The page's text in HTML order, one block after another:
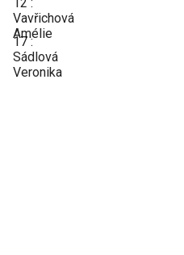
Vavřichová
Amélie
17 :
Sádlová
Veronika